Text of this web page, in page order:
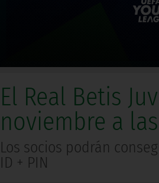
El Real Betis
noviembre a
Los socios podrán
ID + PIN